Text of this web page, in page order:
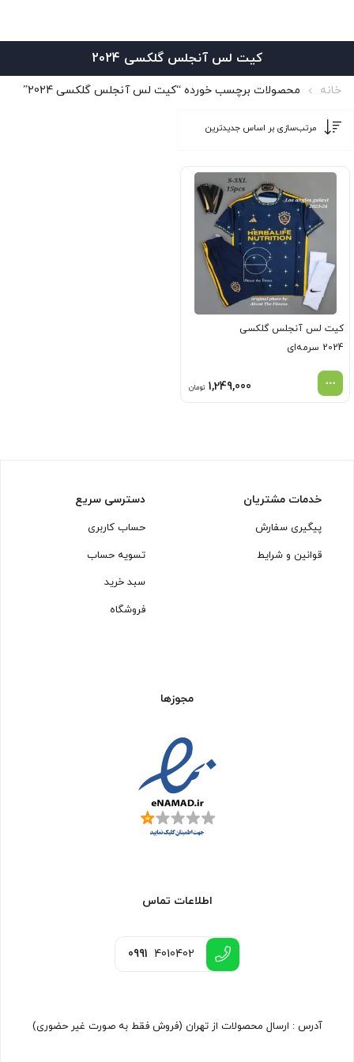
کیت لس آنجلس گلکسی 2024
خانه محصولات برچسب خورده “کیت لس آنجلس گلکسی 2024”
کیت لس آنجلس گلکسی
2024 سرمه‌ای
1,249,000 تومان
خدمات مشتریان
پیگیری سفارش
قوانین و شرایط
دسترسی سریع
حساب کاربری
تسویه حساب
سبد خرید
فروشگاه
مجوزها
اطلاعات تماس
0991 4010402
آدرس : ارسال محصولات از تهران (فروش فقط به صورت غیر حضوری)